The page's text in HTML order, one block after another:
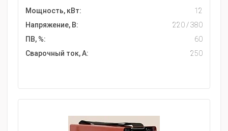
Мощность, кВт:
12
Напряжение, В:
220 / 380
ПВ, %:
60
Сварочный ток, А:
250